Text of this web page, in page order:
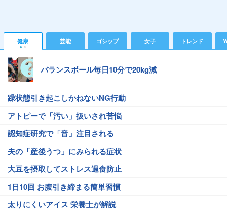
健康 芸能 ゴシップ 女子 トレンド
バランスボール毎日10分で20kg減
躁状態引き起こしかねないNG行動
アトピーで「汚い」扱いされ苦悩
認知症研究で「音」注目される
夫の「産後うつ」にみられる症状
大豆を摂取してストレス過食防止
1日10回 お腹引き締まる簡単習慣
太りにくいアイス 栄養士が解説